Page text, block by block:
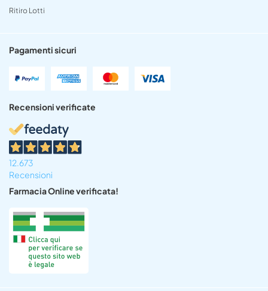
Ritiro Lotti
Pagamenti sicuri
Recensioni verificate
12.673
Recensioni
Farmacia Online verificata!